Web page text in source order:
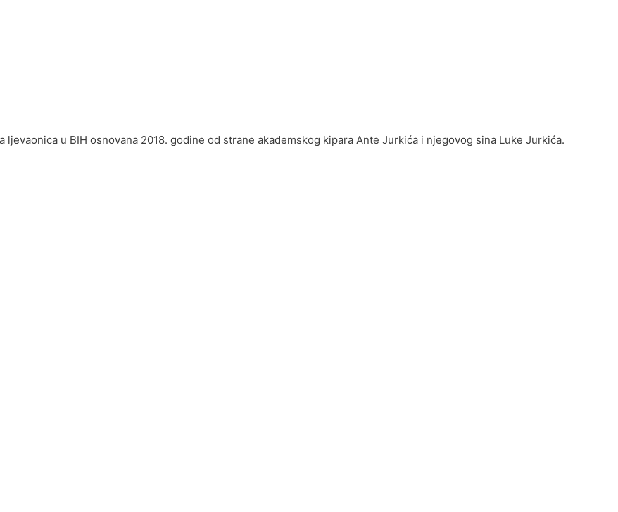
u BIH osnovana 2018. godine od strane akademskog kipara Ante Jurkića i njegovog sina Luke Jurkića.